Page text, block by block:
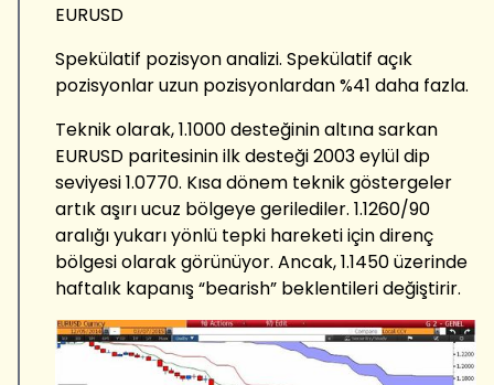
EURUSD
Spekülatif pozisyon analizi. Spekülatif açık
pozisyonlar uzun pozisyonlardan %41 daha fazla.
Teknik olarak, 1.1000 desteğinin altına sarkan
EURUSD paritesinin ilk desteği 2003 eylül dip
seviyesi 1.0770. Kısa dönem teknik göstergeler
artık aşırı ucuz bölgeye gerilediler. 1.1260/90
aralığı yukarı yönlü tepki hareketi için direnç
bölgesi olarak görünüyor. Ancak, 1.1450 üzerinde
haftalık kapanış “bearish” beklentileri değiştirir.